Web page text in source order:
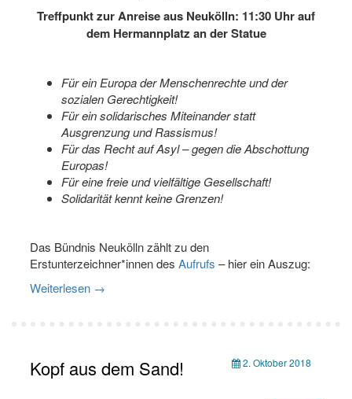
Treffpunkt zur Anreise aus Neukölln: 11:30 Uhr auf
dem Hermannplatz an der Statue
Für ein Europa der Menschenrechte und der
sozialen Gerechtigkeit!
Für ein solidarisches Miteinander statt
Ausgrenzung und Rassismus!
Für das Recht auf Asyl – gegen die Abschottung
Europas!
Für eine freie und vielfältige Gesellschaft!
Solidarität kennt keine Grenzen!
Das Bündnis Neukölln zählt zu den
Erstunterzeichner*innen des Aufrufs – hier ein Auszug:
Weiterlesen →
Kopf aus dem Sand! 2. Oktober 2018